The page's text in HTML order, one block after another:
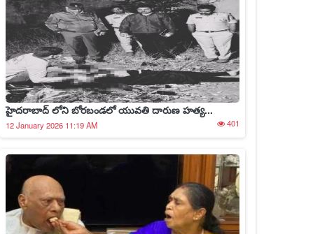
హైదరాబాద్ లోని బోరబండలో యువతి దారుణ హత్య...
12 January 2026 11:19 AM 401